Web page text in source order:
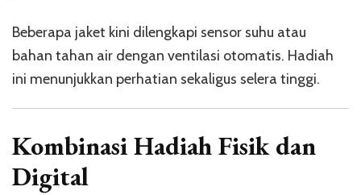
Beberapa jaket kini dilengkapi sensor suhu atau
bahan tahan air dengan ventilasi otomatis. Hadiah
ini menunjukkan perhatian sekaligus selera tinggi.
Kombinasi Hadiah Fisik dan
Digital